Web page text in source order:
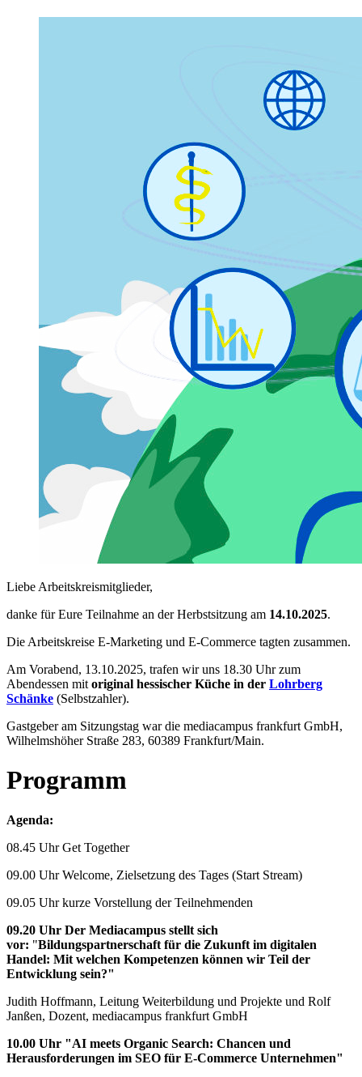
Liebe Arbeitskreismitglieder,
danke für Eure Teilnahme an der Herbstsitzung am 14.10.2025.
Die Arbeitskreise E-Marketing und E-Commerce tagten zusammen.
Am Vorabend, 13.10.2025, trafen wir uns 18.30 Uhr zum
Abendessen mit original hessischer Küche in der Lohrberg
Schänke (Selbstzahler).
Gastgeber am Sitzungstag war die mediacampus frankfurt GmbH,
Wilhelmshöher Straße 283, 60389 Frankfurt/Main.
Programm
Agenda:
08.45 Uhr Get Together
09.00 Uhr Welcome, Zielsetzung des Tages (Start Stream)
09.05 Uhr kurze Vorstellung der Teilnehmenden
09.20 Uhr Der Mediacampus stellt sich
vor: "Bildungspartnerschaft für die Zukunft im digitalen
Handel: Mit welchen Kompetenzen können wir Teil der
Entwicklung sein?"
Judith Hoffmann, Leitung Weiterbildung und Projekte und Rolf
Janßen, Dozent, mediacampus frankfurt GmbH
10.00 Uhr "AI meets Organic Search: Chancen und
Herausforderungen im SEO für E-Commerce Unternehmen"